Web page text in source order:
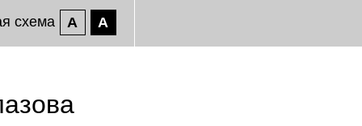
схема A A